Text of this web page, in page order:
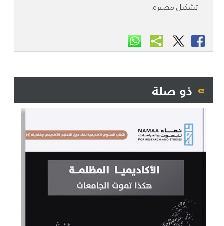
تشكيل مصيره.
ذو صلة